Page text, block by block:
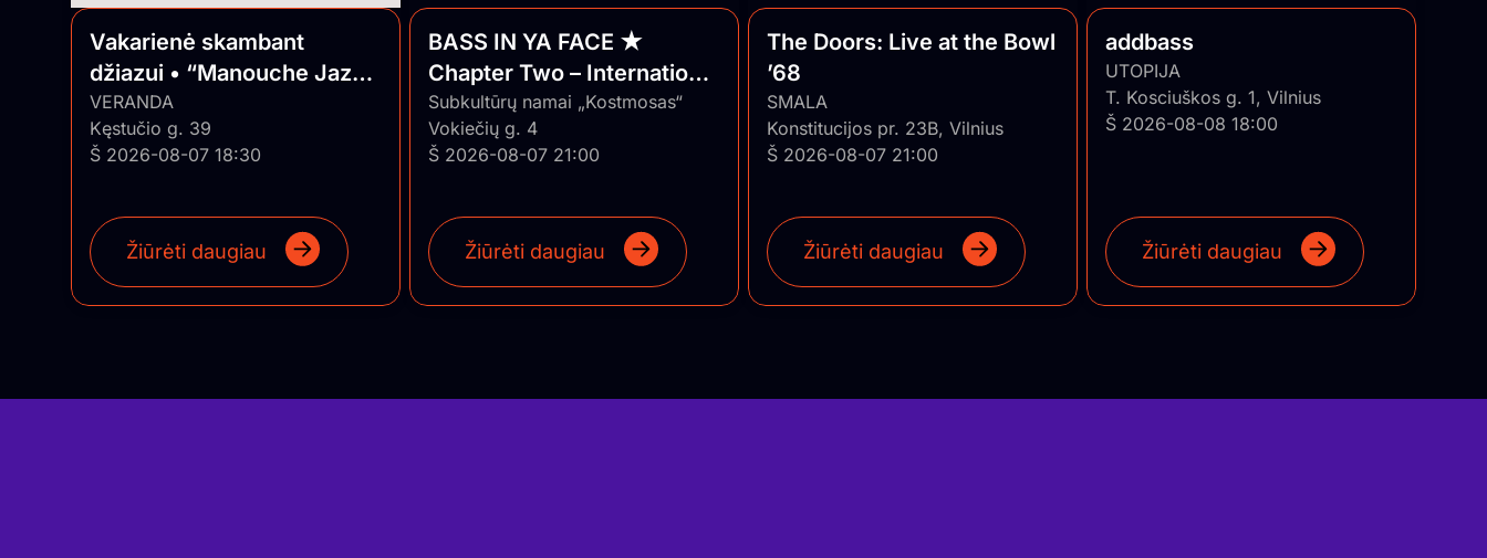
Vakarienė skambant
džiazui • “Manouche Jazz
trio”
VERANDA
Kęstučio g. 39
Š 2026-08-07 18:30
Žiūrėti daugiau
BASS IN YA FACE ★
Chapter Two – International
Series ★ Vilnius/Lithuania
Subkultūrų namai „Kostmosas“
Vokiečių g. 4
Š 2026-08-07 21:00
Žiūrėti daugiau
The Doors: Live at the Bowl
’68
SMALA
Konstitucijos pr. 23B, Vilnius
Š 2026-08-07 21:00
Žiūrėti daugiau
addbass
UTOPIJA
T. Kosciuškos g. 1, Vilnius
Š 2026-08-08 18:00
Žiūrėti daugiau